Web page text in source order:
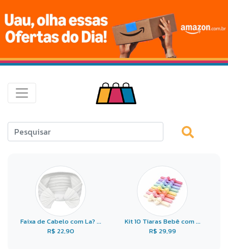
Faixa de Cabelo com La? ...
R$ 22,90
Kit 10 Tiaras Bebê com ...
R$ 29,99